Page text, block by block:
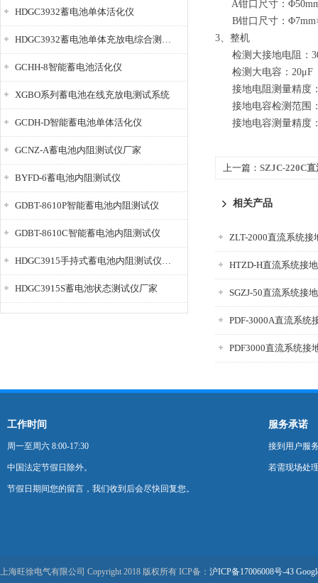
HDGC3932蓄电池单体活化仪
HDGC3932蓄电池单体充放电综合测试仪
GCHH-8智能蓄电池活化仪
XGBO系列蓄电池在线充放电测试系统
GCDH-D智能蓄电池单体活化仪
GCNZ-A蓄电池内阻测试仪厂家
BYFD-6蓄电池内阻测试仪
GDBT-8610P智能蓄电池内阻测试仪
GDBT-8610C智能蓄电池内阻测试仪
HDGC3915手持式蓄电池内阻测试仪厂家
HDGC3915S蓄电池状态测试仪厂家
A钳口尺寸：
B钳口尺寸：
3、整机
检测大接地电阻：
检测大电容：20μF
接地电阻测量精度
接地电容检测范围
接地电容测量精度：
上一篇： SZJC-220C
相关产品
ZLT-2000直流系统接
HTZD-H直流系统接
SGZJ-50直流系统接
PDF-3000A直流系统
PDF3000直流系统接
工作时间
周一至周六 8:00-17:30
中国法定节假日除外。
节假日期间您的留言，我们收到后会尽快回复您。
服务承诺
接到用户服
若需现场处
上海旺徐电气有限公司 Copyright 2018 版权所有 ICP备： 沪ICP备17006008号-43